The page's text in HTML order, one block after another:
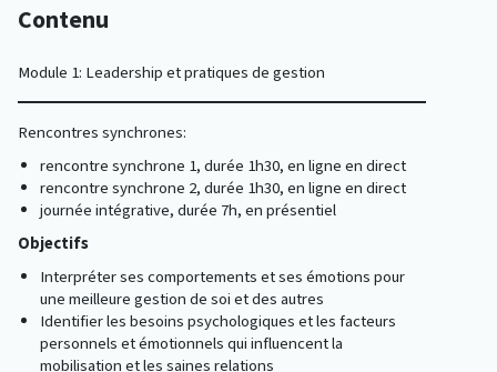
Contenu
Module 1: Leadership et pratiques de gestion
Rencontres synchrones:
rencontre synchrone 1, durée 1h30, en ligne en direct
rencontre synchrone 2, durée 1h30, en ligne en direct
journée intégrative, durée 7h, en présentiel
Objectifs
Interpréter ses comportements et ses émotions pour
une meilleure gestion de soi et des autres
Identifier les besoins psychologiques et les facteurs
personnels et émotionnels qui influencent la
mobilisation et les saines relations